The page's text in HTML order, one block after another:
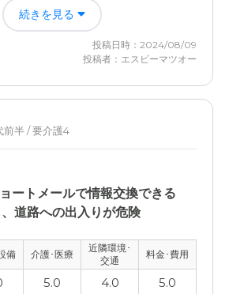
色を楽しめる。訪問介護ステーション
介護サービスが豊富にあった。
続きを見る
投稿日時：2024/08/09
投稿者：エスビーマツオー
前半 / 要介護4
ートメールで情報交換できる
道路への出入りが危険
備 介護･医療
近隣環境･
交通
料金･費用
5.0 4.0 5.0